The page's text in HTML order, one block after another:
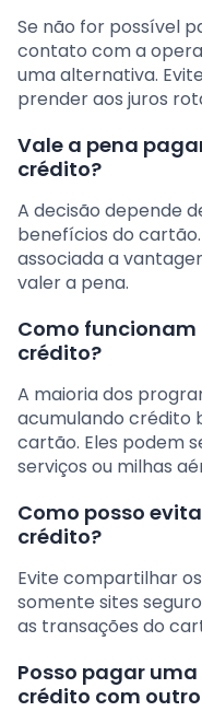
Se não for possível
contato com a
uma alternativa.
prender aos juros
Vale a pena
crédito?
A decisão depende
benefícios do
associada a
valer a pena.
Como
crédito?
A maioria dos
acumulando crédito
cartão. Eles podem
serviços ou milhas
Como posso
crédito?
Evite compartilhar
somente sites
as transações do
Posso pagar
crédito com